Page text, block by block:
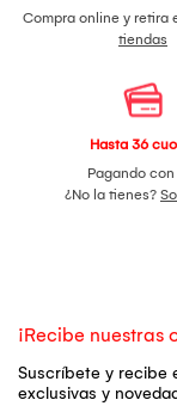
Compra online y retira
tiendas
Hasta 36
Pagando con
¿No la tienes?
¡Recibe nuestras
Suscríbete y recibe
exclusivas y